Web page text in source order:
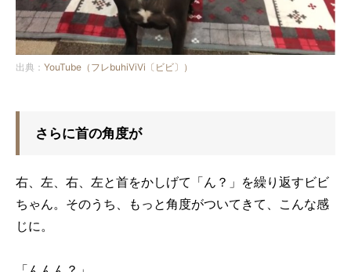
出典： YouTube（フレbuhiViVi〔ビビ〕）
さらに首の角度が
右、左、右、左と首をかしげて「ん？」を繰り返すビビ
ちゃん。そのうち、もっと角度がついてきて、こんな感
じに。